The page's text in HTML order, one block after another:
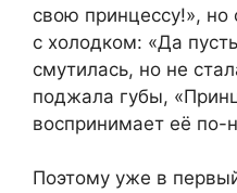
свою принцессу!», но
с холодком: «Да
смутилась, но не
поджала губы,
воспринимает её по-
Поэтому уже в